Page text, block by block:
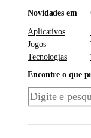
Novidades em
Aplicativos
Jogos
Tecnologias
Encontre o que
Pesquisar